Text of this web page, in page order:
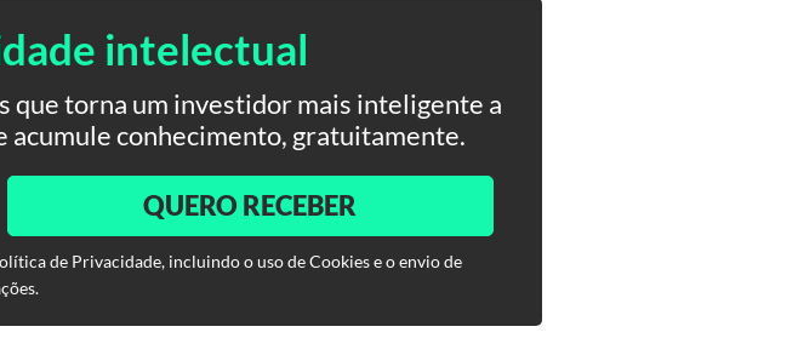
intelectual
que torna um investidor mais inteligente a
acumule conhecimento, gratuitamente.
QUERO RECEBER
de Privacidade, incluindo o uso de Cookies e o envio de